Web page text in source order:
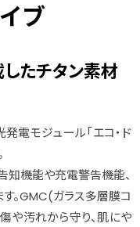
ブ
たチタン素材
電モジュール「エコ・ド
知機能や充電警告機能、
。GMC(ガラス多層膜コ
や汚れから守り、肌にや